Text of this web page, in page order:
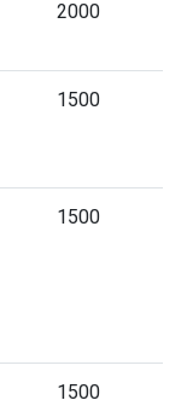
2000
1500
1500
1500